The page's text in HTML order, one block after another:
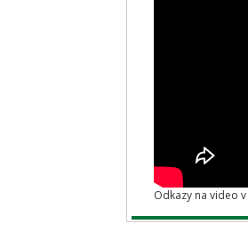
Odkazy na video v